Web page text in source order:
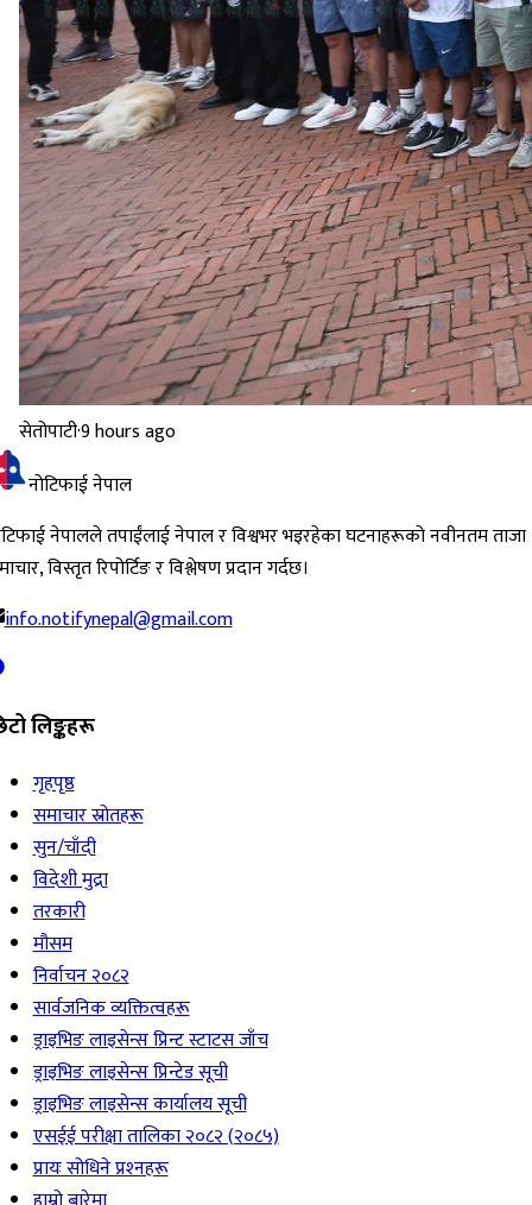
सेतोपाटी·9 hours ago
नोटिफाई नेपाल
नेपालले तपाईंलाई नेपाल र विश्वभर भइरहेका घटनाहरूको नवीनतम ताजा
विस्तृत रिपोर्टिङ र विश्लेषण प्रदान गर्दछ।
info.notifynepal@gmail.com
लिङ्कहरू
गृहपृष्ठ
समाचार स्रोतहरू
सुन/चाँदी
विदेशी मुद्रा
तरकारी
मौसम
निर्वाचन २०८२
सार्वजनिक व्यक्तित्वहरू
ड्राइभिङ लाइसेन्स प्रिन्ट स्टाटस जाँच
ड्राइभिङ लाइसेन्स प्रिन्टेड सूची
ड्राइभिङ लाइसेन्स कार्यालय सूची
एसईई परीक्षा तालिका २०८२ (२०८५)
प्रायः सोधिने प्रश्‍नहरू